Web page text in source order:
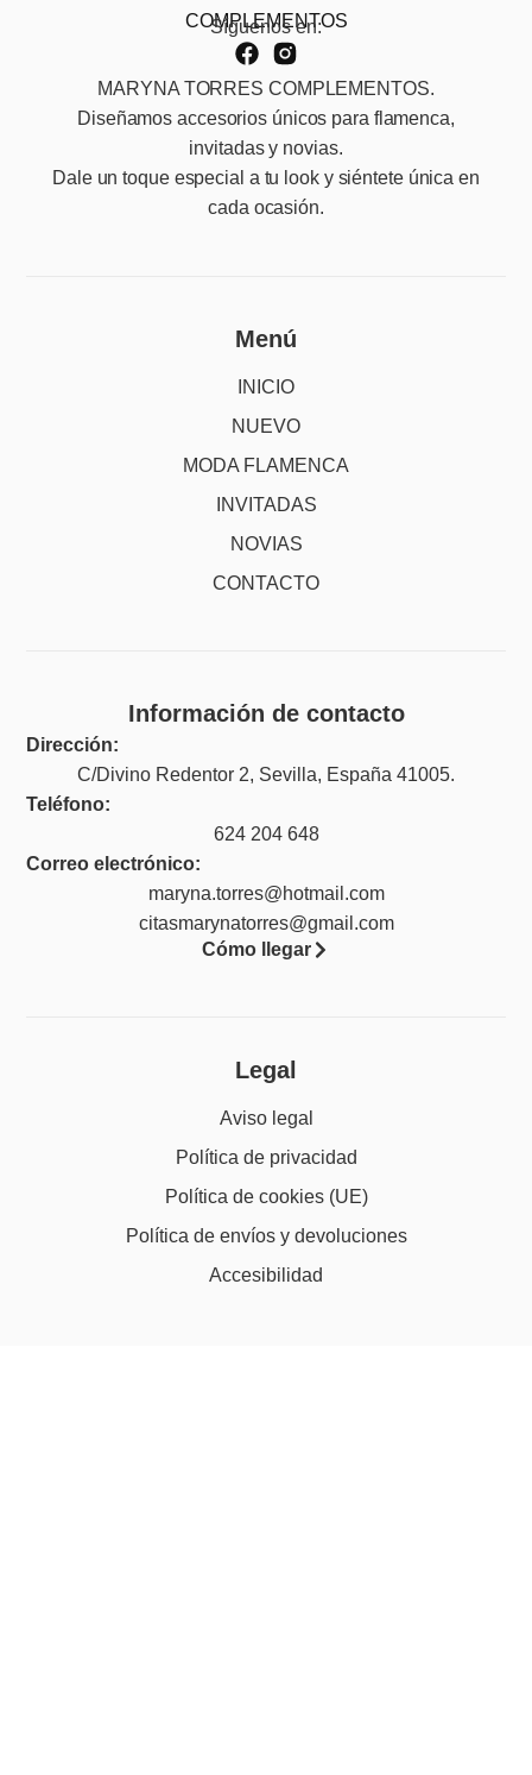
Síguenos en:
MARYNA TORRES COMPLEMENTOS.
Diseñamos accesorios únicos para flamenca,
invitadas y novias.
Dale un toque especial a tu look y siéntete única en
cada ocasión.
Menú
INICIO
NUEVO
MODA FLAMENCA
INVITADAS
NOVIAS
CONTACTO
Información de contacto
Dirección:
C/Divino Redentor 2, Sevilla, España 41005.
Teléfono:
624 204 648
Correo electrónico:
maryna.torres@hotmail.com
citasmarynatorres@gmail.com
Cómo llegar
Legal
Aviso legal
Política de privacidad
Política de cookies (UE)
Política de envíos y devoluciones
Accesibilidad